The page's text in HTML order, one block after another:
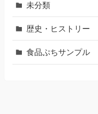
未分類
歴史・ヒストリー
食品ぷちサンプル